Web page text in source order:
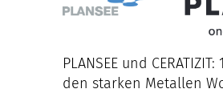
PLANSEE und
den starken Metallen